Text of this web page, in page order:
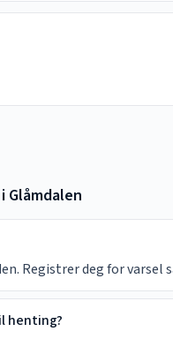
Glåmdalen
Registrer deg for varsel
henting?